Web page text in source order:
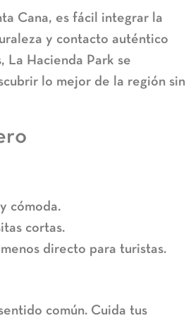
Cana, es fácil integrar la
y contacto auténtico
La Hacienda Park se
lo mejor de la región sin
cómoda.
cortas.
directo para turistas.
común. Cuida tus